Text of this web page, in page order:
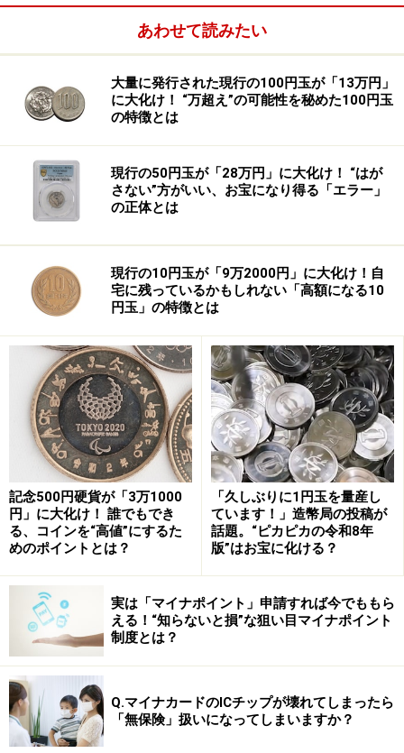
節分の日を決める「立春」とは
節分の日がいつになるかを決める「立春」もまた、日付
が変動するものです。立春は春分や秋分と同じで、二十
四節気（にじゅうしせっき）のひとつ。二十四節気は、
１年の太陽の黄道上の動きを24等分して約15日ごとの節
気に分け、季節の目安とされていたものです。それぞれ
の節気は、天候や生き物の様子で表されていました。
なぜ立春が移るのかといえば、これはうるう年が存
在する理由にも通じています
のが常識のようですが、地球が太陽の周りを回るのに
は、正確には「約365.2422日（およそ365日と6時間
弱）」かかっています。このため、4年に1度うるう年を
設けて調整しているのです。つまり、1年ごとに
「365.2422日」と「365日」の差の分だけ、約6時間ずつ
遅くなる一方、うるう年には4年前より少し早くなりま
あわせて読みたい
大量に発行された現行の100円玉が「13万円」
に大化け！ “万超え”の可能性を秘めた100円玉
の特徴とは
現行の50円玉が「28万円」に大化け！ “はが
さない”方がいい、お宝になり得る「エラー」
の正体とは
現行の10円玉が「9万2000円」に大化け！自
宅に残っているかもしれない「高額になる10
円玉」の特徴とは
記念500円硬貨が「3万1000
円」に大化け！ 誰でもでき
る、コインを“高値”にするた
めのポイントとは？
「久しぶりに1円玉を量産し
ています！」造幣局の投稿が
話題。“ピカピカの令和8年
版”はお宝に化ける？
実は「マイナポイント」申請すれば今でももら
える！“知らないと損”な狙い目マイナポイント
制度とは？
Q.マイナカードのICチップが壊れてしまったら
「無保険」扱いになってしまいますか？